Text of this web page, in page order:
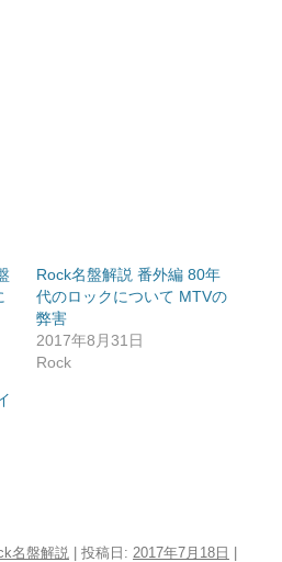
Rock名盤解説 番外編 80年
代のロックについて MTVの
弊害
2017年8月31日
Rock
名盤解説 | 投稿日: 2017年7月18日